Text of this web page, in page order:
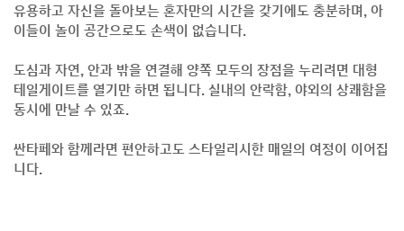
유용하고 자신을 돌아보는 혼자만의 시간을 갖기에도 충분하며, 아
이들이 놀이 공간으로도 손색이 없습니다.
도심과 자연, 안과 밖을 연결해 양쪽 모두의 장점을 누리려면 대형
테일게이트를 열기만 하면 됩니다. 실내의 안락함, 야외의 상쾌함을
동시에 만날 수 있죠.
싼타페와 함께라면 편안하고도 스타일리시한 매일의 여정이 이어집
니다.